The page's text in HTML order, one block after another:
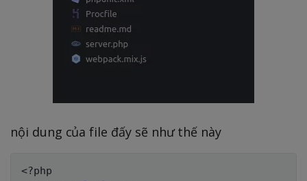
nội dung của file đấy sẽ như thế này
<?php